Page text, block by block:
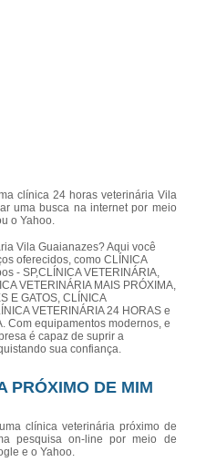
clínica 24 horas veterinária Vila
uma busca na internet por meio
o Yahoo.
Vila Guaianazes? Aqui você
oferecidos, como CLÍNICA
- SP,CLÍNICA VETERINÁRIA,
VETERINÁRIA MAIS PRÓXIMA,
E GATOS, CLÍNICA
VETERINÁRIA 24 HORAS e
Com equipamentos modernos, e
é capaz de suprir a
sua confiança.
PRÓXIMO DE MIM
clínica veterinária próximo de
pesquisa on-line por meio de
e o Yahoo.